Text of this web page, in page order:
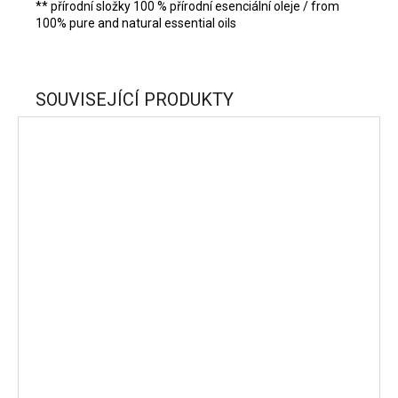
** přírodní složky 100 % přírodní esenciální oleje / from
100% pure and natural essential oils
SOUVISEJÍCÍ PRODUKTY